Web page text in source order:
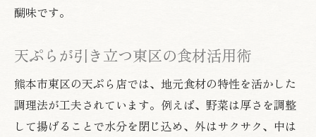
醐味です。
天ぷらが引き立つ東区の食材活用術
熊本市東区の天ぷら店では、地元食材の特性を活かした
調理法が工夫されています。例えば、野菜は厚さを調整
して揚げることで水分を閉じ込め、外はサクサク、中は